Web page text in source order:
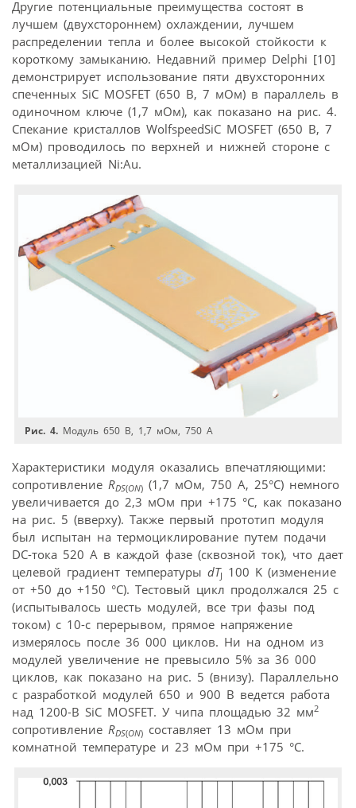
Другие потенциальные преимущества состоят в
лучшем (двухстороннем) охлаждении, лучшем
распределении тепла и более высокой стойкости к
короткому замыканию. Недавний пример Delphi [10]
демонстрирует использование пяти двухсторонних
спеченных SiC MOSFET (650 В, 7 мОм) в параллель в
одиночном ключе (1,7 мОм), как показано на рис. 4.
Спекание кристаллов WolfspeedSiC MOSFET (650 В, 7
мОм) проводилось по верхней и нижней стороне с
металлизацией Ni:Au.
Рис. 4. Модуль 650 В, 1,7 мОм, 750 А
Характеристики модуля оказались впечатляющими:
сопротивление RDS(ON) (1,7 мОм, 750 A, 25°C) немного
увеличивается до 2,3 мОм при +175 °C, как показано
на рис. 5 (вверху). Также первый прототип модуля
был испытан на термоциклирование путем подачи
DC-тока 520 A в каждой фазе (сквозной ток), что дает
целевой градиент температуры dTJ 100 K (изменение
от +50 до +150 °C). Тестовый цикл продолжался 25 с
(испытывалось шесть модулей, все три фазы под
током) с 10-с перерывом, прямое напряжение
измерялось после 36 000 циклов. Ни на одном из
модулей увеличение не превысило 5% за 36 000
циклов, как показано на рис. 5 (внизу). Параллельно
с разработкой модулей 650 и 900 В ведется работа
над 1200-В SiC MOSFET. У чипа площадью 32 мм2
сопротивление RDS(ON) составляет 13 мОм при
комнатной температуре и 23 мОм при +175 °С.